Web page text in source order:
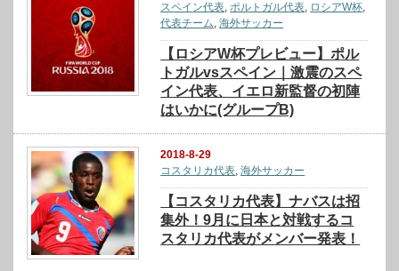
スペイン代表,ポルトガル代表, ロシアW杯,
代表チーム,海外サッカー
【ロシアW杯プレビュー】ポル
トガルvsスペイン｜激震のスペ
イン代表、イエロ新監督の初陣
はいかに(グループB)
2018-8-29
コスタリカ代表,海外サッカー
【コスタリカ代表】ナバスは招
集外！9月に日本と対戦するコ
スタリカ代表がメンバー発表！